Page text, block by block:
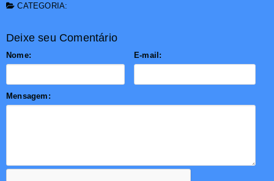
CATEGORIA:
Deixe seu Comentário
Nome: E-mail:
Mensagem: